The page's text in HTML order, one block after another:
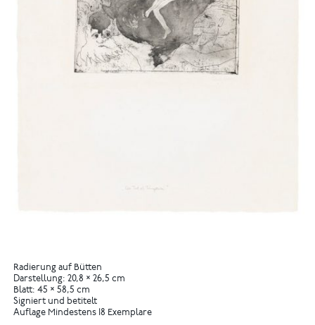
Radierung auf Bütten
Darstellung: 20,8 × 26,5 cm
Blatt: 45 × 58,5 cm
Signiert und betitelt
Auflage Mindestens 18 Exemplare